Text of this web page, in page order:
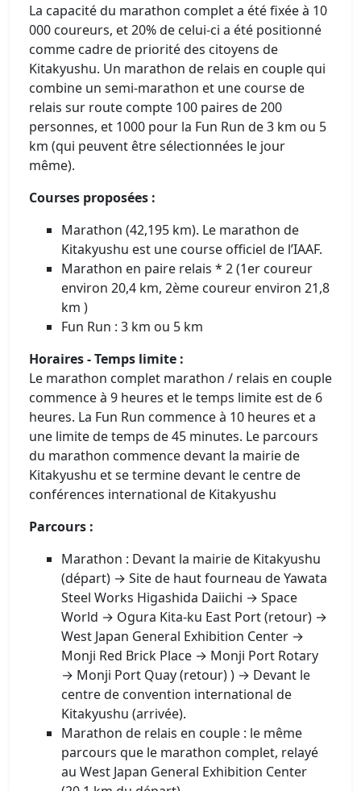
La capacité du marathon complet a été fixée à 10
000 coureurs, et 20% de celui-ci a été positionné
comme cadre de priorité des citoyens de
Kitakyushu. Un marathon de relais en couple qui
combine un semi-marathon et une course de
relais sur route compte 100 paires de 200
personnes, et 1000 pour la Fun Run de 3 km ou 5
km (qui peuvent être sélectionnées le jour
même).
Courses proposées :
Marathon (42,195 km). Le marathon de
Kitakyushu est une course officiel de l’IAAF.
Marathon en paire relais * 2 (1er coureur
environ 20,4 km, 2ème coureur environ 21,8
km )
Fun Run : 3 km ou 5 km
Horaires - Temps limite :
Le marathon complet marathon / relais en couple
commence à 9 heures et le temps limite est de 6
heures. La Fun Run commence à 10 heures et a
une limite de temps de 45 minutes. Le parcours
du marathon commence devant la mairie de
Kitakyushu et se termine devant le centre de
conférences international de Kitakyushu
Parcours :
Marathon : Devant la mairie de Kitakyushu
(départ) → Site de haut fourneau de Yawata
Steel Works Higashida Daiichi → Space
World → Ogura Kita-ku East Port (retour) →
West Japan General Exhibition Center →
Monji Red Brick Place → Monji Port Rotary
→ Monji Port Quay (retour) ) → Devant le
centre de convention international de
Kitakyushu (arrivée).
Marathon de relais en couple : le même
parcours que le marathon complet, relayé
au West Japan General Exhibition Center